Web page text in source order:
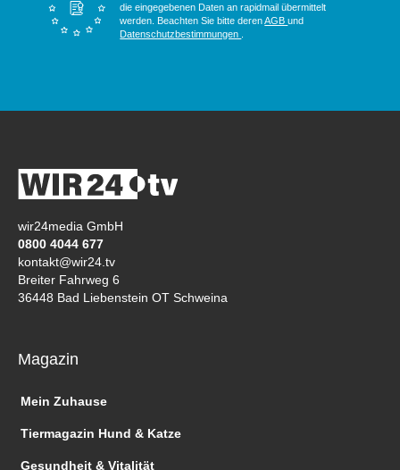
die eingegebenen Daten an rapidmail übermittelt
werden. Beachten Sie bitte derenAGBund
Datenschutzbestimmungen
wir24media GmbH
0800 4044 677
kontakt@wir24.tv
Breiter Fahrweg 6
36448 Bad Liebenstein OT Schweina
Magazin
Mein Zuhause
Tiermagazin Hund & Katze
Gesundheit & Vitalität